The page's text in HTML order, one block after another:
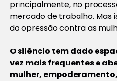
principalmente, no
mercado de trabalho. Mas
da opressão contra as
O silêncio tem dado
vez mais frequentes e
mulher,